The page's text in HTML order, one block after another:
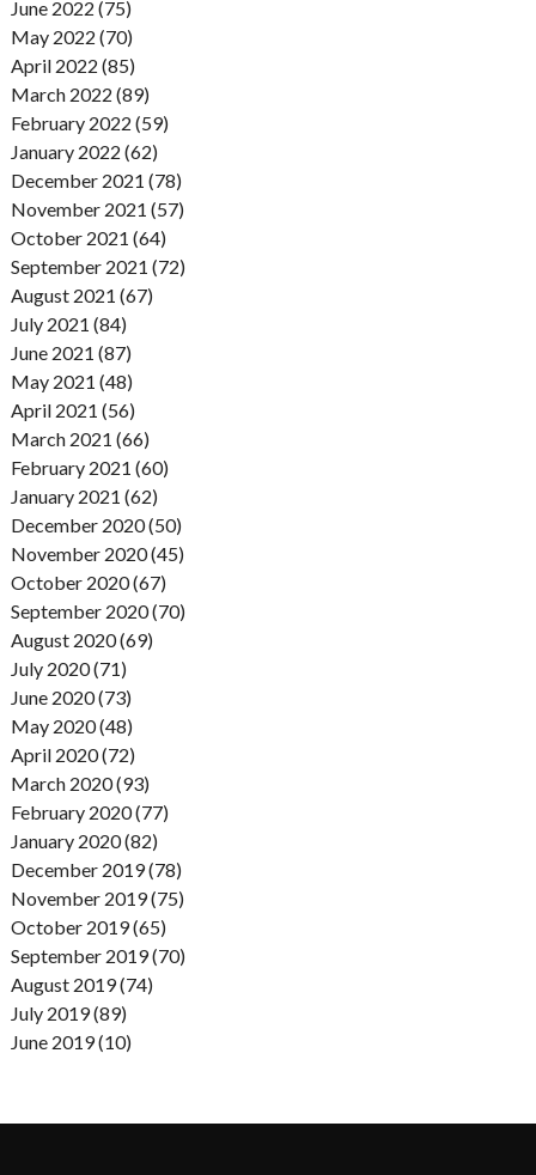
June 2022 (75)
May 2022 (70)
April 2022 (85)
March 2022 (89)
February 2022 (59)
January 2022 (62)
December 2021 (78)
November 2021 (57)
October 2021 (64)
September 2021 (72)
August 2021 (67)
July 2021 (84)
June 2021 (87)
May 2021 (48)
April 2021 (56)
March 2021 (66)
February 2021 (60)
January 2021 (62)
December 2020 (50)
November 2020 (45)
October 2020 (67)
September 2020 (70)
August 2020 (69)
July 2020 (71)
June 2020 (73)
May 2020 (48)
April 2020 (72)
March 2020 (93)
February 2020 (77)
January 2020 (82)
December 2019 (78)
November 2019 (75)
October 2019 (65)
September 2019 (70)
August 2019 (74)
July 2019 (89)
June 2019 (10)